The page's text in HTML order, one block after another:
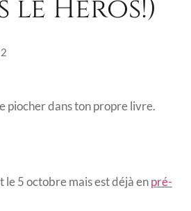
le Héros!)
piocher dans ton propre livre.
5 octobre mais est déjà enpré-